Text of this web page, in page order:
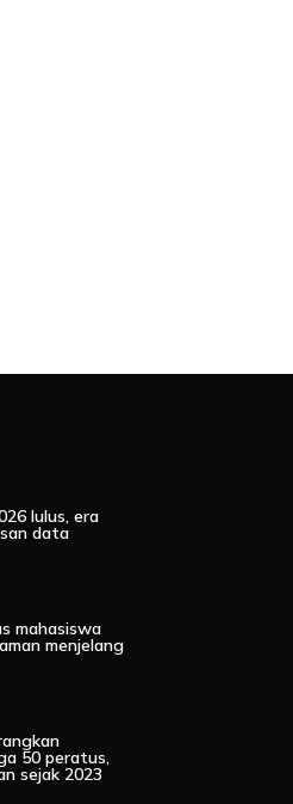
lulus, era
data
mahasiswa
menjelang
50 peratus,
sejak 2023